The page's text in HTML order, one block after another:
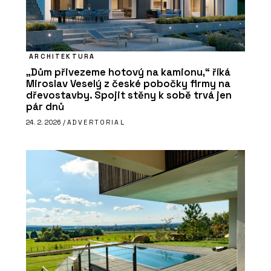
ARCHITEKTURA
„Dům přivezeme hotový na kamionu,“ říká
Miroslav Veselý z české pobočky firmy na
dřevostavby. Spojit stěny k sobě trvá jen
pár dnů
24. 2. 2026 / ADVERTORIAL